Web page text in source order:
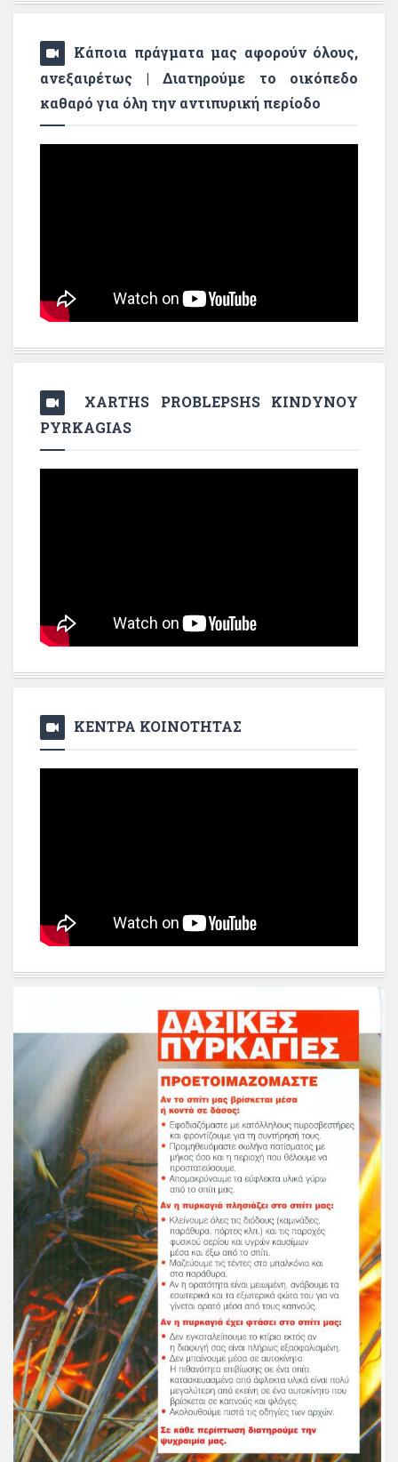
Κάποια πράγματα μας αφορούν όλους,
ανεξαιρέτως | Διατηρούμε το οικόπεδο
καθαρό για όλη την αντιπυρική περίοδο
XARTHS PROBLEPSHS KINDYNOY
PYRKAGIAS
ΚΕΝΤΡΑ ΚΟΙΝΟΤΗΤΑΣ